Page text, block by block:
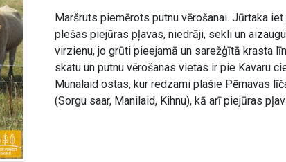
Maršruts piemērots putnu vērošanai. Jūrtaka
plešas piejūras pļavas, niedrāji, sekli un
virzienu, jo grūti pieejamā un sarežģītā krasta
skatu un putnu vērošanas vietas ir pie Kavaru
Munalaid ostas, kur redzami plašie Pērnavas
(Sorgu saar, Manilaid, Kihnu), kā arī piejūras